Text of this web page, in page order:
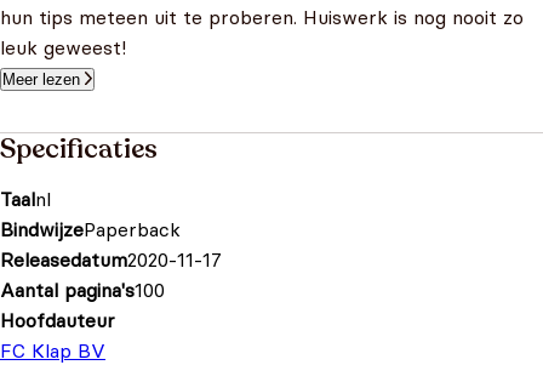
hun tips meteen uit te proberen. Huiswerk is nog nooit zo
leuk geweest!
Meer lezen
Specificaties
Taalnl
BindwijzePaperback
Releasedatum2020-11-17
Aantal pagina's100
Hoofdauteur
FC Klap BV